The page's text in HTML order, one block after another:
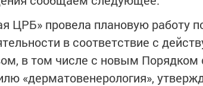
ЦРБ» провела плановую работу
в соответствие с
в том числе с новым Порядком
«дерматовенерология»,